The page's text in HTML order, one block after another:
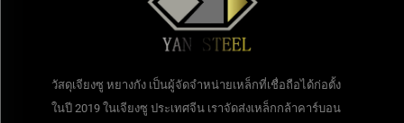
วัสดุเจียงซู หยางกัง เป็นผู้จัดจำหน่ายเหล็กที่เชื่อถือได้ก่อตั้ง
ในปี 2019 ในเจียงซู ประเทศจีน เราจัดส่งเหล็กกล้าคาร์บอน